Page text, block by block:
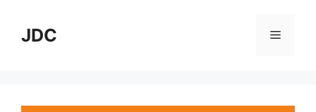
content
JDC Menu